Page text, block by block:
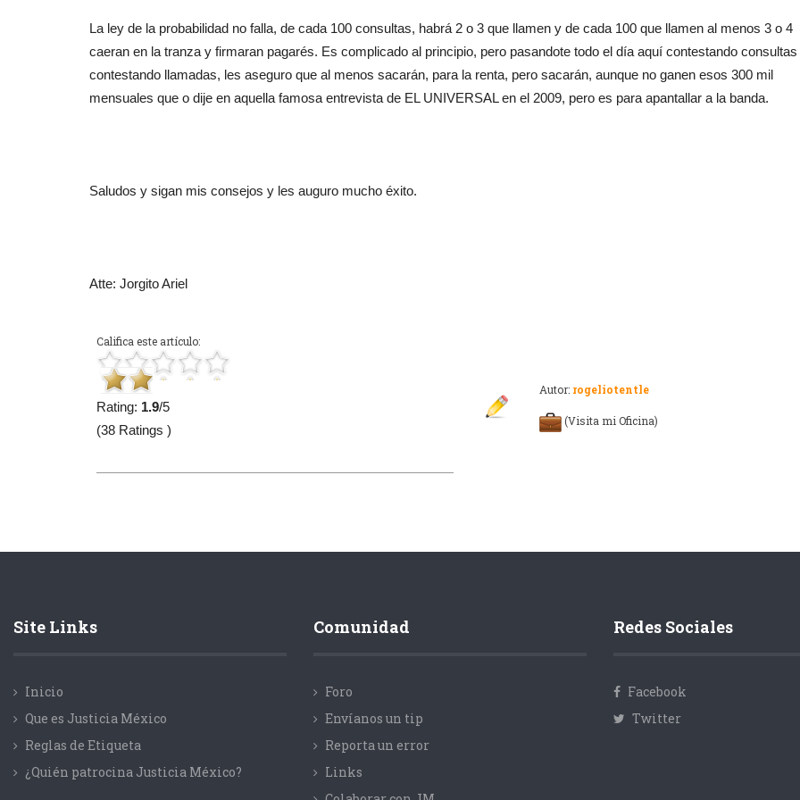
La ley de la probabilidad no falla, de cada 100 consultas, habrá 2 o 3 que llamen y de cada 100 que llamen al menos 3 o 4
caeran en la tranza y firmaran pagarés. Es complicado al principio, pero pasandote todo el día aquí contestando
contestando llamadas, les aseguro que al menos sacarán, para la renta, pero sacarán, aunque no ganen esos 300 mil
mensuales que o dije en aquella famosa entrevista de EL UNIVERSAL en el 2009, pero es para apantallar a la banda.
Saludos y sigan mis consejos y les auguro mucho éxito.
Atte: Jorgito Ariel
Califica este artículo:
Rating: 1.9/5
(38 Ratings )
Autor: rogeliotentle
(Visita mi Oficina)
Site Links
Inicio
Que es Justicia México
Reglas de Etiqueta
¿Quién patrocina Justicia México?
Comunidad
Foro
Envíanos un tip
Reporta un error
Links
Redes Sociales
Facebook
Twitter